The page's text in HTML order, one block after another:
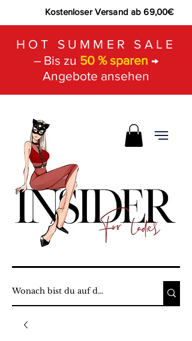
Kostenloser Versand ab 69,00€
HOT SUMMER SALE
– Bis zu 50 % sparen →
Angebote ansehen